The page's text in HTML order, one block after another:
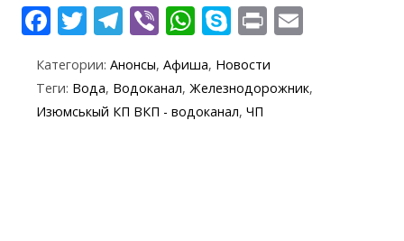
F
e
b
T
itt
er
T
e
gr
Vi
b
er
W
at
s
S
y
p
Pr
t ai
l
Категории: Анонсы, Афиша, Новости
Теги: Вода, Водоканал, Железнодорожник,
Изюмськый КП ВКП - водоканал, ЧП